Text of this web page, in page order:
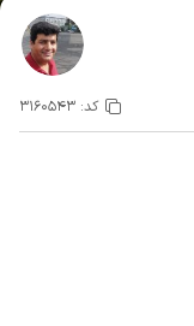
کد: 3160543